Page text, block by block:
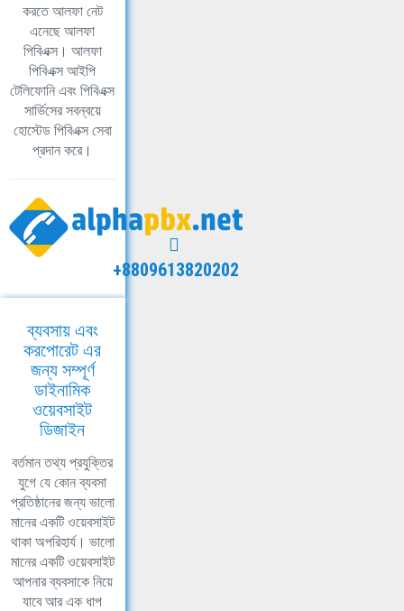
করতে আলফা নেট
এনেছে আলফা
পিবিএক্স। আলফা
পিবিএক্স আইপি
টেলিফোনি এবং পিবিএক্স
সার্ভিসের সবন্বয়ে
হোস্টেড পিবিএক্স সেবা
প্রদান করে।
+8809613820202
ব্যবসায় এবং
করপোরেট এর
জন্য সম্পূর্ণ
ডাইনামিক
ওয়েবসাইট
ডিজাইন
বর্তমান তথ্য প্রযুক্তির
যুগে যে কোন ব্যবসা
প্রতিষ্ঠানের জন্য ভালো
মানের একটি ওয়েবসাইট
থাকা অপরিহার্য। ভালো
মানের একটি ওয়েবসাইট
আপনার ব্যবসাকে নিয়ে
যাবে আর এক ধাপ